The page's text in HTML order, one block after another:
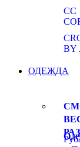
CC
BY
ОДЕЖДА